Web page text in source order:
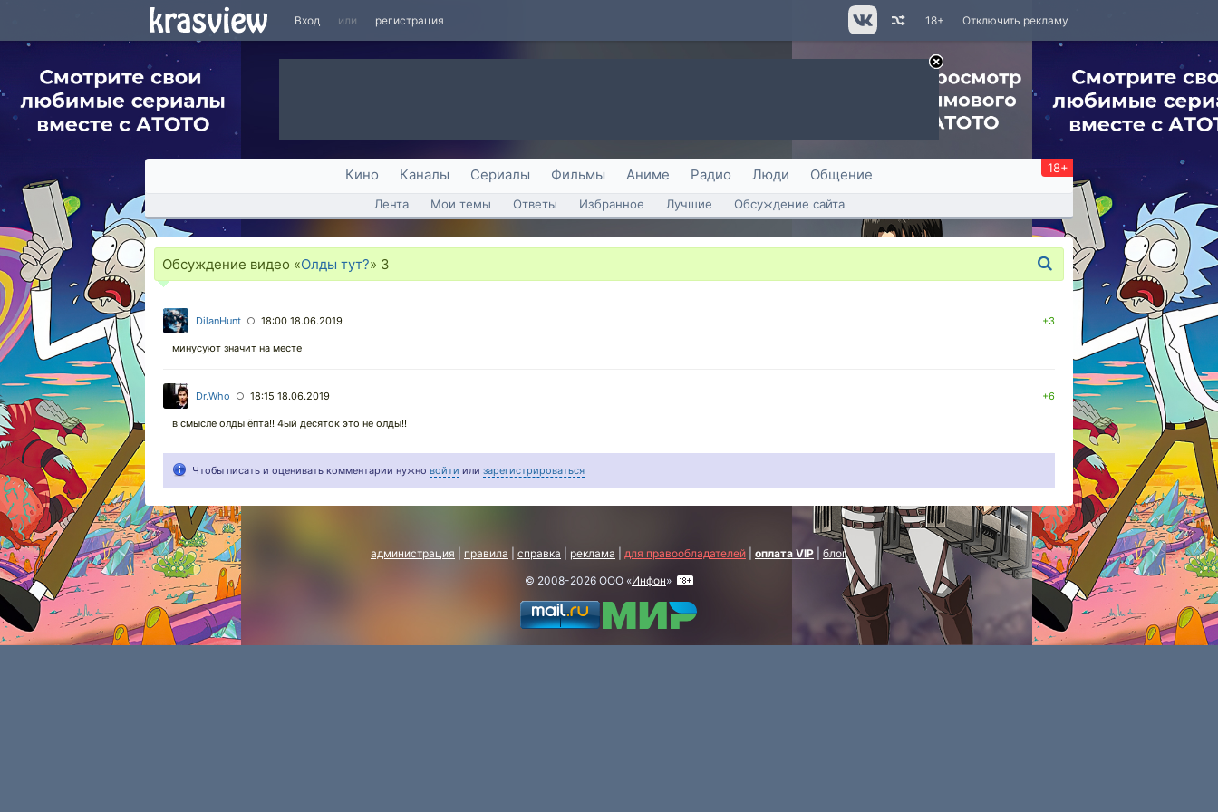
Вход или регистрация Отключить рекламу
18+
Кино Каналы Сериалы Фильмы Аниме Радио Люди Общение 18+
Лента Мои темы Ответы Избранное Лучшие Обсуждение сайта
Обсуждение видео «Олды тут?» 3
DilanHunt ○ 18:00 18.06.2019 +3
минусуют значит на месте
Dr.Who ○ 18:15 18.06.2019 +6
в смысле олды ёпта!! 4ый десяток это не олды!!
Чтобы писать и оценивать комментарии нужно войти или зарегистрироваться
администрация правила справка реклама для правообладателей оплата VIP
блог
© 2008-2026 ООО «Инфон»